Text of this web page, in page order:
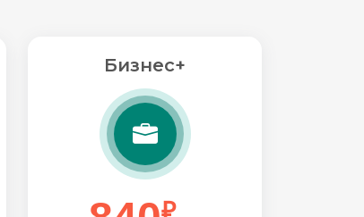
Бизнес+
₽